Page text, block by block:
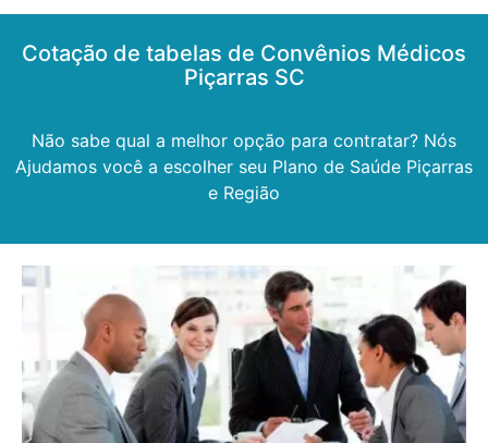
Cotação de tabelas de Convênios Médicos
Piçarras SC
Não sabe qual a melhor opção para contratar? Nós
Ajudamos você a escolher seu Plano de Saúde Piçarras
e Região